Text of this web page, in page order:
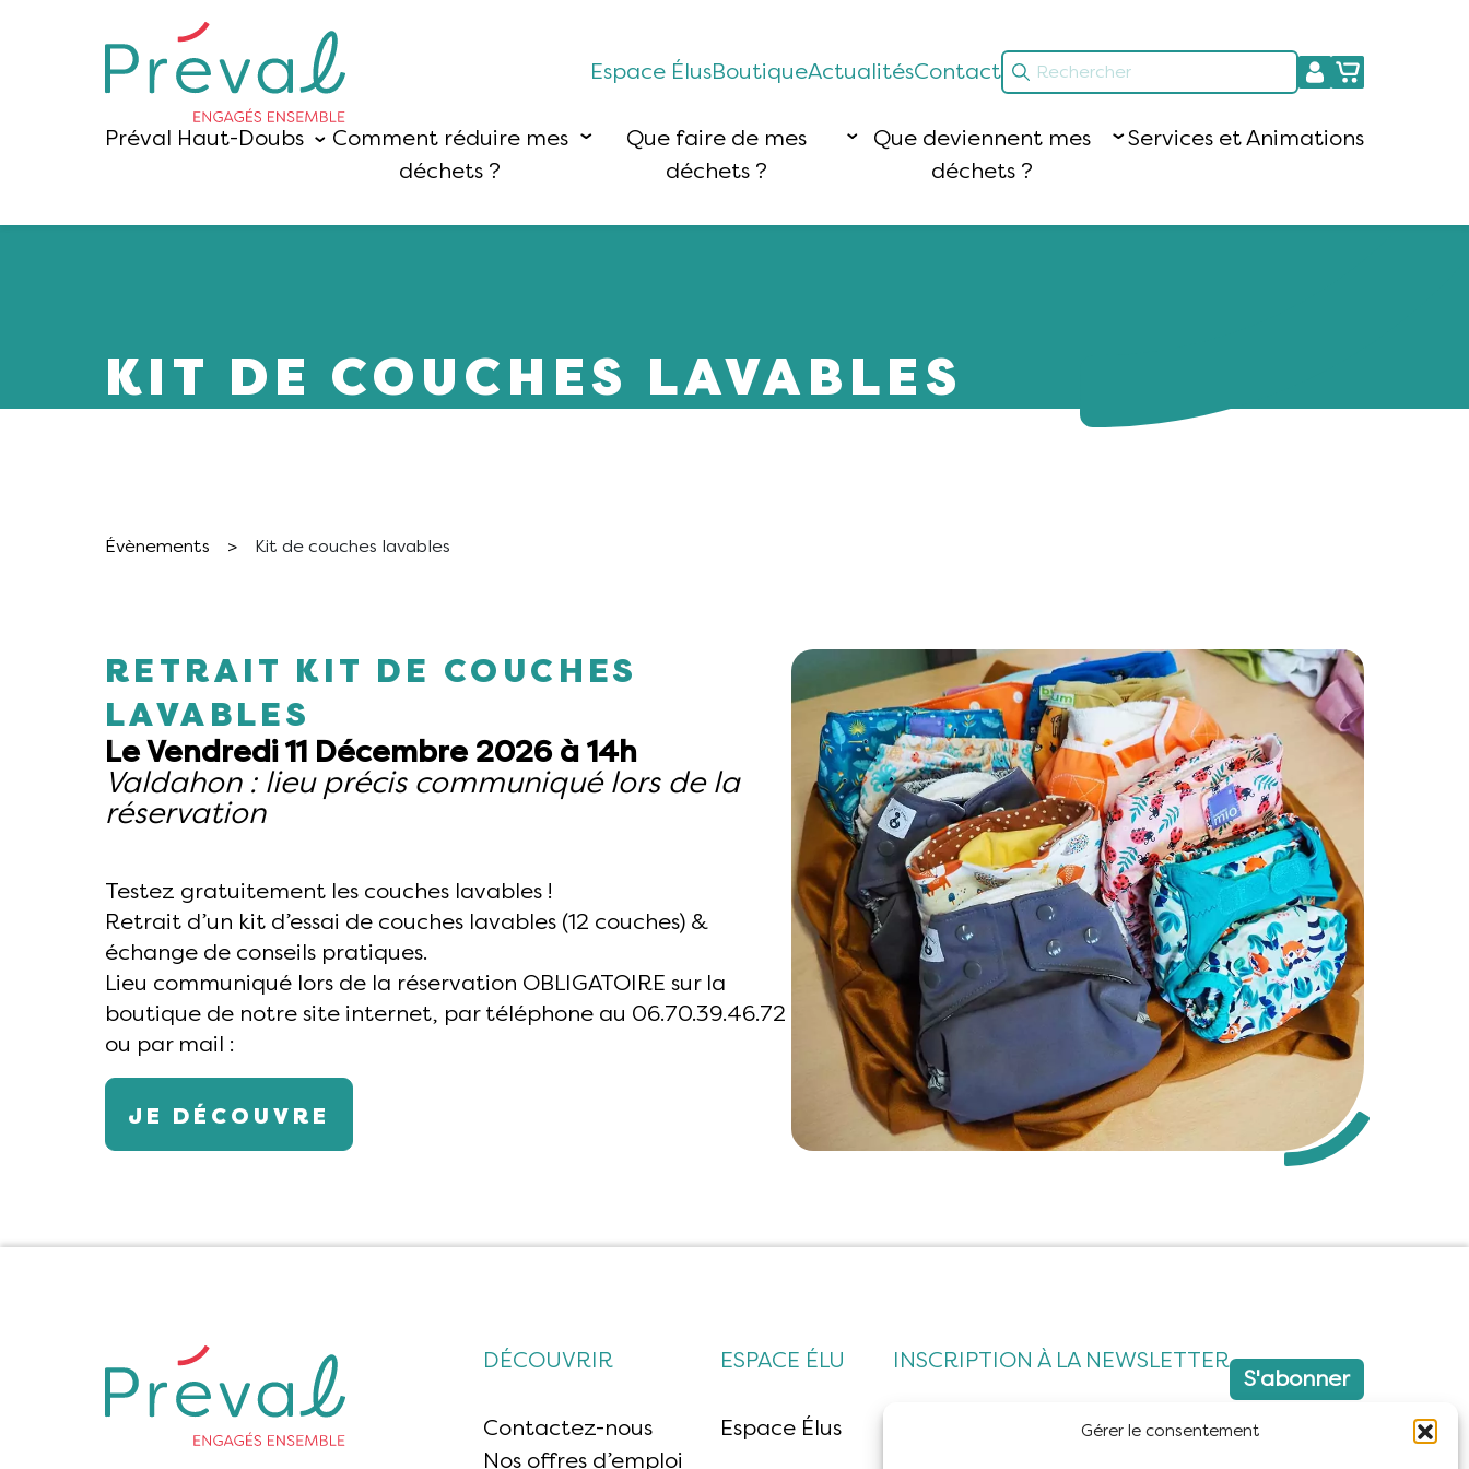
Gérer le consentement
Espace ÉlusBoutiqueActualitésContact
Préval Haut-Doubs
Comment réduire mes
déchets ?
Que faire de mes
déchets ?
Que deviennent mes
déchets ?
Services et Animations
KIT DE COUCHES LAVABLES
Évènements > Kit de couches lavables
RETRAIT KIT DE COUCHES
LAVABLES
Le Vendredi 11 Décembre 2026 à 14h
Valdahon : lieu précis communiqué lors de la
réservation
Testez gratuitement les couches lavables !
Retrait d’un kit d’essai de couches lavables (12 couches) &
échange de conseils pratiques.
Lieu communiqué lors de la réservation OBLIGATOIRE sur la
boutique de notre site internet, par téléphone au 06.70.39.46.72
ou par mail :
JE DÉCOUVRE
DÉCOUVRIR
Contactez-nous
Nos offres d’emploi
ESPACE ÉLU
Espace Élus
INSCRIPTION À LA NEWSLETTER
S'abonner